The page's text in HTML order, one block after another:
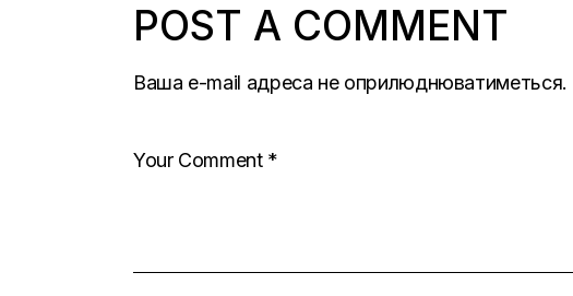
POST A COMMENT
Ваша e-mail адреса не оприлюднюватиметься.